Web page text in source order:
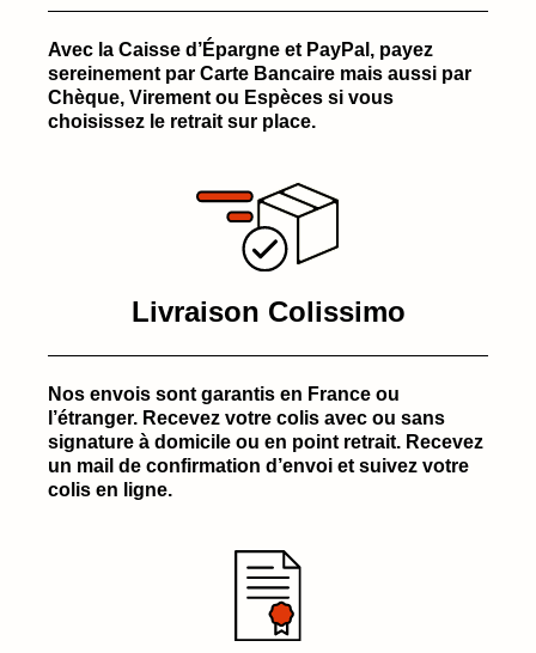
Avec la Caisse d’Épargne et PayPal, payez
sereinement par Carte Bancaire mais aussi par
Chèque, Virement ou Espèces si vous
choisissez le retrait sur place.
Livraison Colissimo
Nos envois sont garantis en France ou
l’étranger. Recevez votre colis avec ou sans
signature à domicile ou en point retrait. Recevez
un mail de confirmation d’envoi et suivez votre
colis en ligne.